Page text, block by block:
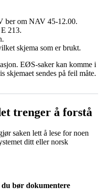
ber om NAV 45-12.00.
213.
skjema som er brukt.
EØS-saker kan komme i
skjemaet sendes på feil måte.
trenger å forstå
saken lett å lese for noen
ditt eller norsk
bør dokumentere